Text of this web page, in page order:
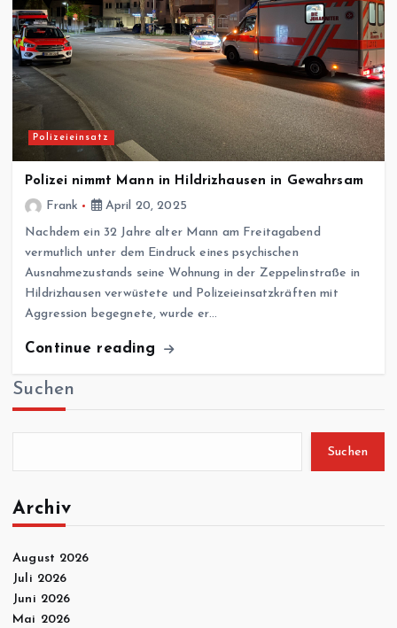
Polizeieinsatz
Polizei nimmt Mann in Hildrizhausen in Gewahrsam
Frank
April 20, 2025
Nachdem ein 32 Jahre alter Mann am Freitagabend
vermutlich unter dem Eindruck eines psychischen
Ausnahmezustands seine Wohnung in der Zeppelinstraße in
Hildrizhausen verwüstete und Polizeieinsatzkräften mit
Aggression begegnete, wurde er…
Continue reading
Suchen
Suchen
Archiv
August 2026
Juli 2026
Juni 2026
Mai 2026